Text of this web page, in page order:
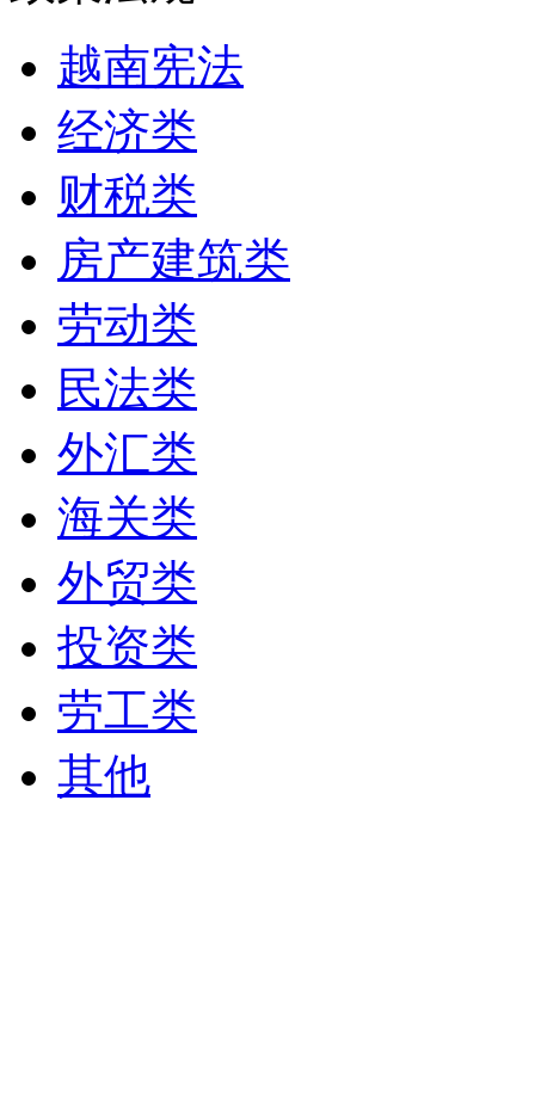
越南宪法
经济类
财税类
房产建筑类
劳动类
民法类
外汇类
海关类
外贸类
投资类
劳工类
其他